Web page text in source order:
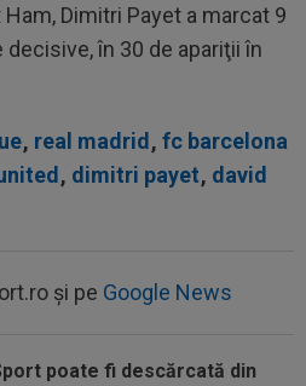
Dimitri Payet a marcat 9
în 30 de apariţii în
, real madrid, fc barcelona
, dimitri payet, david
și pe Google News
poate fi descărcată din